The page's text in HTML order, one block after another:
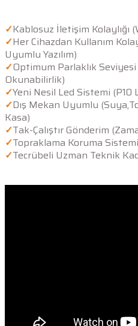
✓Kablosuz İletişim Kolaylığı
✓Her Cihazdan Kullanım
Uyumlu Yazılım)
✓Optimum Parlaklık Seviyesi
Okunabilirlik)
✓Yeni Nesil Led Sistemi (P10
✓Dış Mekan Uyumlu
Kasa)
✓Tak-Çalıştır Gönderim
✓Topraklama Koruma
✓Tecrübeli Uzman Teknik